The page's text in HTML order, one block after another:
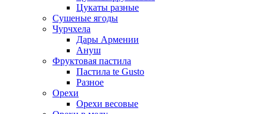
Цукаты разные
Сушеные ягоды
Чурчхела
Дары Армении
Ануш
Фруктовая пастила
Пастила te Gusto
Разное
Орехи
Орехи весовые